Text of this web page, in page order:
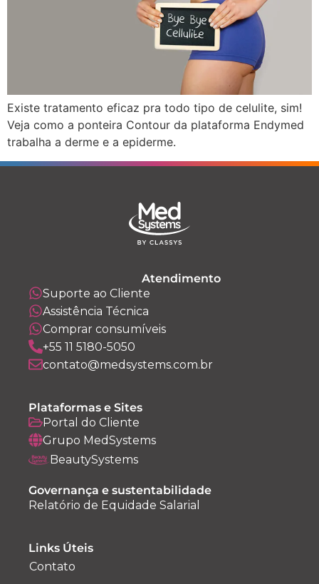
Existe tratamento eficaz pra todo tipo de celulite, sim!
Veja como a ponteira Contour da plataforma Endymed
trabalha a derme e a epiderme.
Atendimento
Suporte ao Cliente
Assistência Técnica
Comprar consumíveis
+55 11 5180-5050
contato@medsystems.com.br
Plataformas e Sites
Portal do Cliente
Grupo MedSystems
BeautySystems
Governança e sustentabilidade
Relatório de Equidade Salarial
Links Úteis
Contato